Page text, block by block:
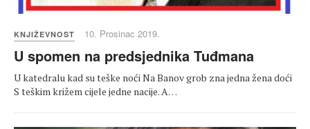
KNJIŽEVNOST 10. Prosinac 2019.
U spomen na predsjednika Tuđmana
U katedralu kad su teške noći Na Banov grob zna jedna žena doći
S teškim križem cijele jedne nacije. A…